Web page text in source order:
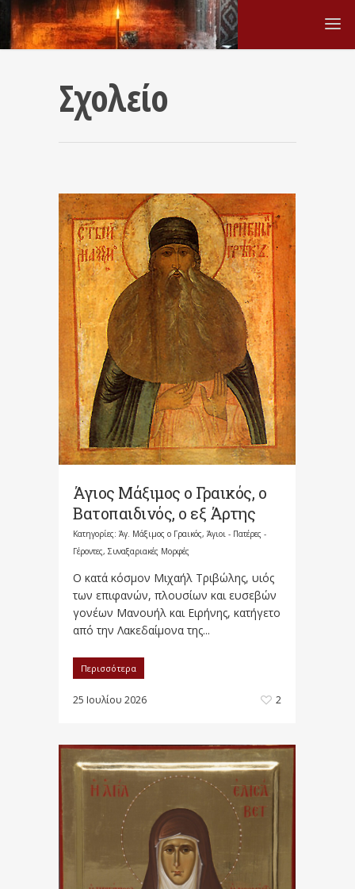
Σχολείο
Άγιος Μάξιμος ο Γραικός, ο
Βατοπαιδινός, ο εξ Άρτης
Κατηγορίες: Άγ. Μάξιμος ο Γραικός, Άγιοι - Πατέρες -
Γέροντες, Συναξαριακές Μορφές
Ο κατά κόσμον Μιχαήλ Τριβώλης, υιός
των επιφανών, πλουσίων και ευσεβών
γονέων Μανουήλ και Ειρήνης, κατήγετο
από την Λακεδαίμονα της...
Περισσότερα
25 Ιουλίου 2026 2